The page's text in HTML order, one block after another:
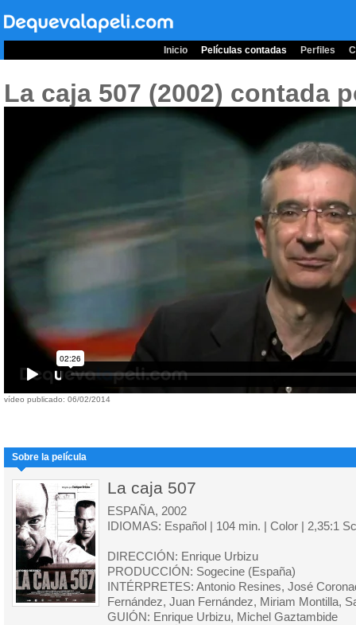
Inicio Películas contadas Perfiles
La caja 507 (2002) contada
vídeo publicado: 06/02/2014
Sobre la película
La caja 507
ESPAÑA, 2002
IDIOMAS: Español | 104 min. | Color | 2,35:1
DIRECCIÓN: Enrique Urbizu
PRODUCCIÓN: Sogecine (España)
INTÉRPRETES: Antonio Resines, José
Fernández, Juan Fernández, Miriam Montilla,
GUIÓN: Enrique Urbizu, Michel Gaztambide